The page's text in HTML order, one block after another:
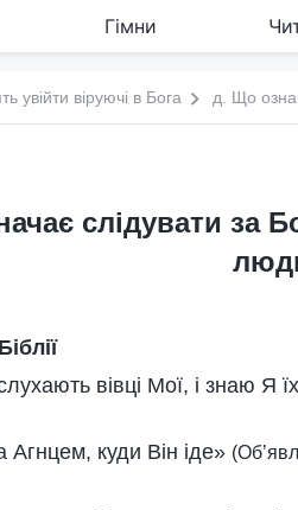
Гімни
увійти віруючі в Бога д. Що
слідувати за
вівці Мої, і знаю Я
Агнцем, куди Він іде»